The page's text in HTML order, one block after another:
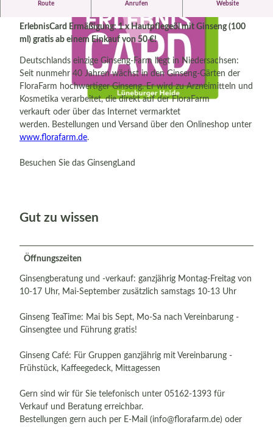
© FloraFarm Ginseng
Route Anrufen Website
FloraFarm Ginseng
ErlebnisCard Ermäßigung: 1 x Hautpflegeöl mit Ginseng (100
ml) gratis ab einem Einkauf von 50 €!
Deutschlands einzige Ginseng-Farm liegt in Niedersachsen:
Seit nunmehr 40 Jahren wächst in den Ginseng-Gärten der
FloraFarm hochwertiger Ginseng. Er wird zu Arzneimitteln und
Kosmetika verarbeitet, die direkt auf der FloraFarm
verkauft oder über das Internet vermarktet
werden. Bestellungen und Versand über den Onlineshop unter
www.florafarm.de.
Besuchen Sie das GinsengLand
Gut zu wissen
Öffnungszeiten
Ginsengberatung und -verkauf: ganzjährig Montag-Freitag von
10-17 Uhr, Mai-September zusätzlich samstags 10-13 Uhr
Ginseng TeaTime: Mai bis Sept, Mo-Sa nach Vereinbarung -
Ginsengtee und Führung gratis!
Ginseng Café: Für Gruppen ganzjährig mit Vereinbarung -
Frühstück, Kaffeegedeck, Mittagessen
Gern sind wir für Sie telefonisch unter 05162-1393 für
Verkauf und Beratung erreichbar.
Bestellungen gern auch per E-Mail (info@florafarm.de) oder